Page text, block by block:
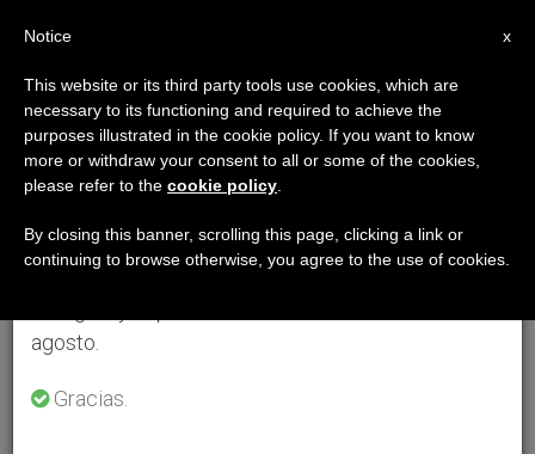
×
Aviso importante
Del 27 de julio al 7 de agosto haremos la pausa
anual, aprovechando que en el periodo de verano
se generan menos informaciones y también el
agosto.
Gracias.
x
Notice
This website or its third party tools use cookies, which are
necessary to its functioning and required to achieve the
purposes illustrated in the cookie policy. If you want to know
more or withdraw your consent to all or some of the cookies,
please refer to the cookie policy
By closing this banner, scrolling this page, clicking a link or
continuing to browse otherwise, you agree to the use of cookies.